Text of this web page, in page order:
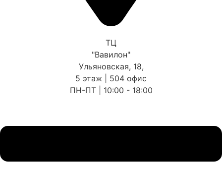
ТЦ
"Вавилон"
Ульяновская, 18,
5 этаж | 504 офис
ПН-ПТ | 10:00 - 18:00